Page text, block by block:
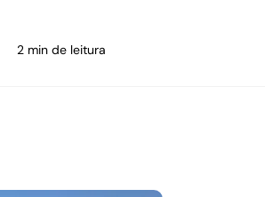
2 min de leitura